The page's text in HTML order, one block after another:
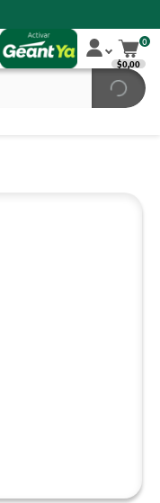
0
$0,00